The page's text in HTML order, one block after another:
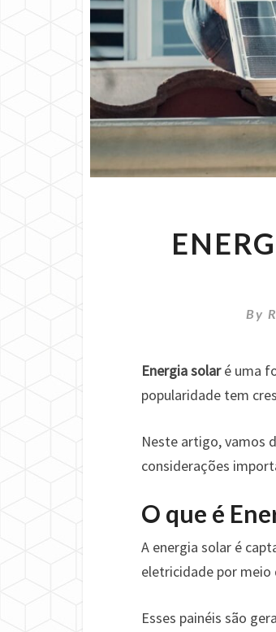
By
Energia solaré uma
popularidade tem
Neste artigo, vamos
considerações
O que é
A energia solar é
eletricidade por
Esses painéis são